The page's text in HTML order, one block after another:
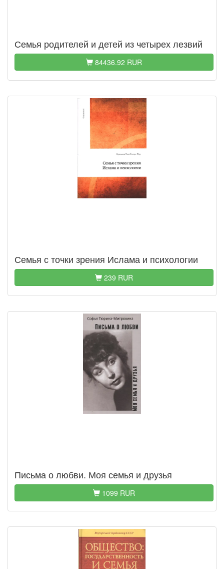
Семья родителей и детей из четырех лезвий
84436.92 RUR
Семья с точки зрения Ислама и психологии
239 RUR
Письма о любви. Моя семья и друзья
1099 RUR